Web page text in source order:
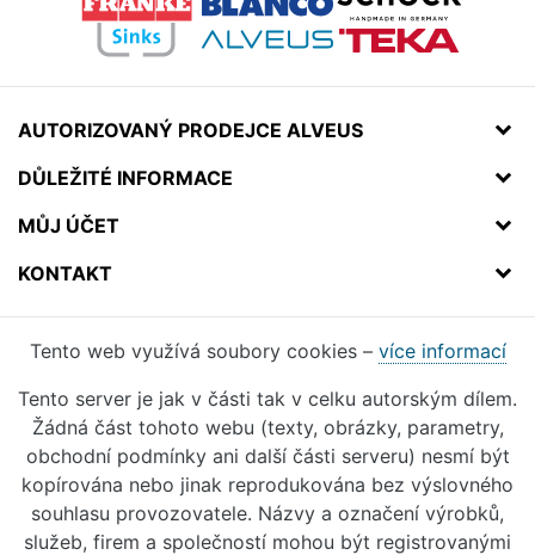
AUTORIZOVANÝ PRODEJCE ALVEUS
DŮLEŽITÉ INFORMACE
MŮJ ÚČET
KONTAKT
Tento web využívá soubory cookies – více informací
Tento server je jak v části tak v celku autorským dílem.
Žádná část tohoto webu (texty, obrázky, parametry,
obchodní podmínky ani další části serveru) nesmí být
kopírována nebo jinak reprodukována bez výslovného
souhlasu provozovatele. Názvy a označení výrobků,
služeb, firem a společností mohou být registrovanými